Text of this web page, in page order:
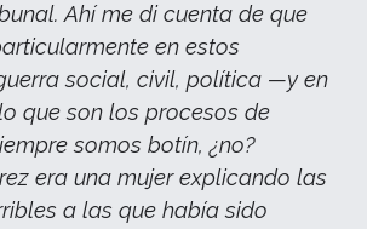
Ahí me di cuenta de que
en estos
social, civil, política —y en
que son los procesos de
somos botín, ¿no?
era una mujer explicando las
a las que había sido